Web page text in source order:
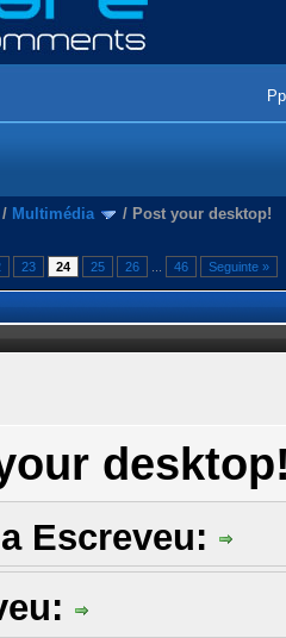
/ Multimédia / Post your desktop!
23 24 25 26 46 Seguinte »
Escreveu: